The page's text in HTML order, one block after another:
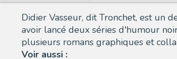
Didier Vasseur, dit Tronchet, est un
avoir lancé deux séries d'humour
plusieurs romans graphiques et
Voir aussi :